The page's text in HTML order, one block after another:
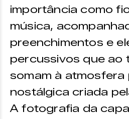
importância como
música,
preenchimentos e
percussivos que ao
somam à atmosfera
nostálgica criada
A fotografia da